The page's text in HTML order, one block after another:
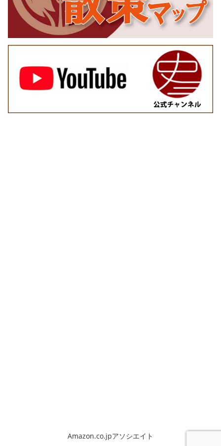
Amazon.co.jpアソシエイト